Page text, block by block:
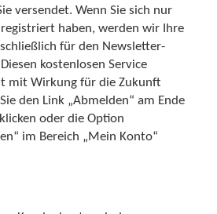
versendet. Wenn Sie sich nur
haben, werden wir Ihre
für den Newsletter-
kostenlosen Service
mit Wirkung für die Zukunft
den Link „Abmelden“ am Ende
oder die Option
im Bereich „Mein Konto“